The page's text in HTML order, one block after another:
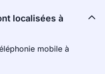
localisées à
mobile à